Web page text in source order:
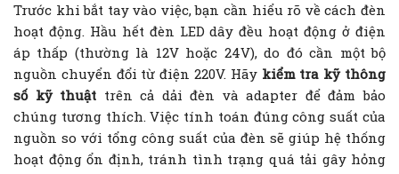
Trước khi bắt tay vào việc, bạn cần hiểu rõ về cách đèn
hoạt động. Hầu hết đèn LED dây đều hoạt động ở điện
áp thấp (thường là 12V hoặc 24V), do đó cần một bộ
nguồn chuyển đổi từ điện 220V. Hãy kiểm tra kỹ thông
số kỹ thuật trên cả dải đèn và adapter để đảm bảo
chúng tương thích. Việc tính toán đúng công suất của
nguồn so với tổng công suất của đèn sẽ giúp hệ thống
hoạt động ổn định, tránh tình trạng quá tải gây hỏng